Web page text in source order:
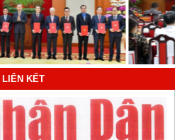
ngữ Việt - Anh). Tác giả: Tập
biển - Bản hùng ca bất diệt
Tác giả: TS. Vũ Trọng Hùng
đường: Hành trình dài của
2049 (Sách tham khảo).
Tác
Robert J. Ross và Gavin G.
LIÊN KẾT